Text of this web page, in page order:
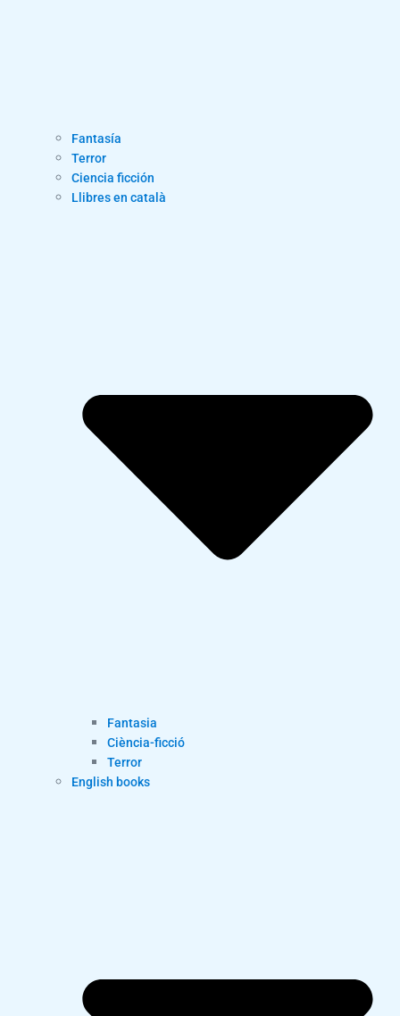
Fantasía
Terror
Ciencia ficción
Llibres en català
Fantasia
Ciència-ficció
Terror
English books